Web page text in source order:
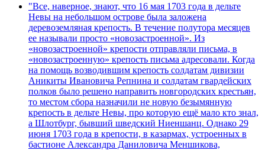
"Все, наверное, знают, что 16 мая 1703 года в дельте
Невы на небольшом острове была заложена
деревоземляная крепость. В течение полутора месяцев
ее называли просто «новозастроенной». Из
«новозастроенной» крепости отправляли письма, в
«новозастроенную» крепость письма адресовали. Когда
на помощь возводившим крепость солдатам дивизии
Аникиты Ивановича Репнина и солдатам гвардейских
полков было решено направить новгородских крестьян,
то местом сбора назначили не новую безымянную
крепость в дельте Невы, про которую ещё мало кто знал,
а Шлотбург, бывший шведский Ниеншанц. Однако 29
июня 1703 года в крепости, в казармах, устроенных в
бастионе Александра Даниловича Меншикова,